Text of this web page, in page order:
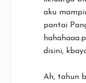
aku
pantai
disini,
Ah, tahun